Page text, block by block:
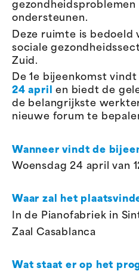
gezondheidsproblemen
ondersteunen.
Deze ruimte is bedoeld
sociale
Zuid.
De 1e bijeenkomst
24 april en biedt de
de belangrijkste
nieuwe forum te
Wanneer vindt de
Woensdag 24 april van
Waar zal het
In de Pianofabriek in
Zaal Casablanca
Wat staat er op het